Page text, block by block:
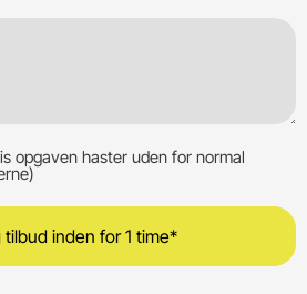
opgaven haster uden for normal